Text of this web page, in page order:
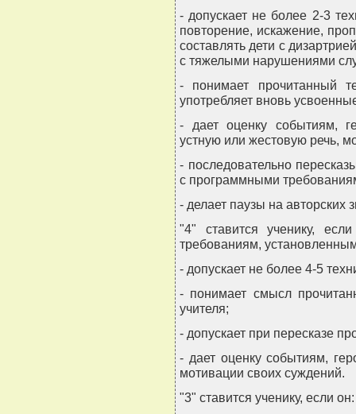
- допускает не более 2-3
повторение, искажение,
составлять дети с
с тяжелыми нарушениями
- понимает прочитанный
употребляет вновь
- дает оценку событиям,
устную или жестовую речь,
- последовательно
с программными
- делает паузы на авторских
"4" ставится ученику,
требованиям,
- допускает не более 4-5
- понимает смысл
учителя;
- допускает при пересказе
- дает оценку событиям,
мотивации своих суждений.
"3" ставится ученику, если он: